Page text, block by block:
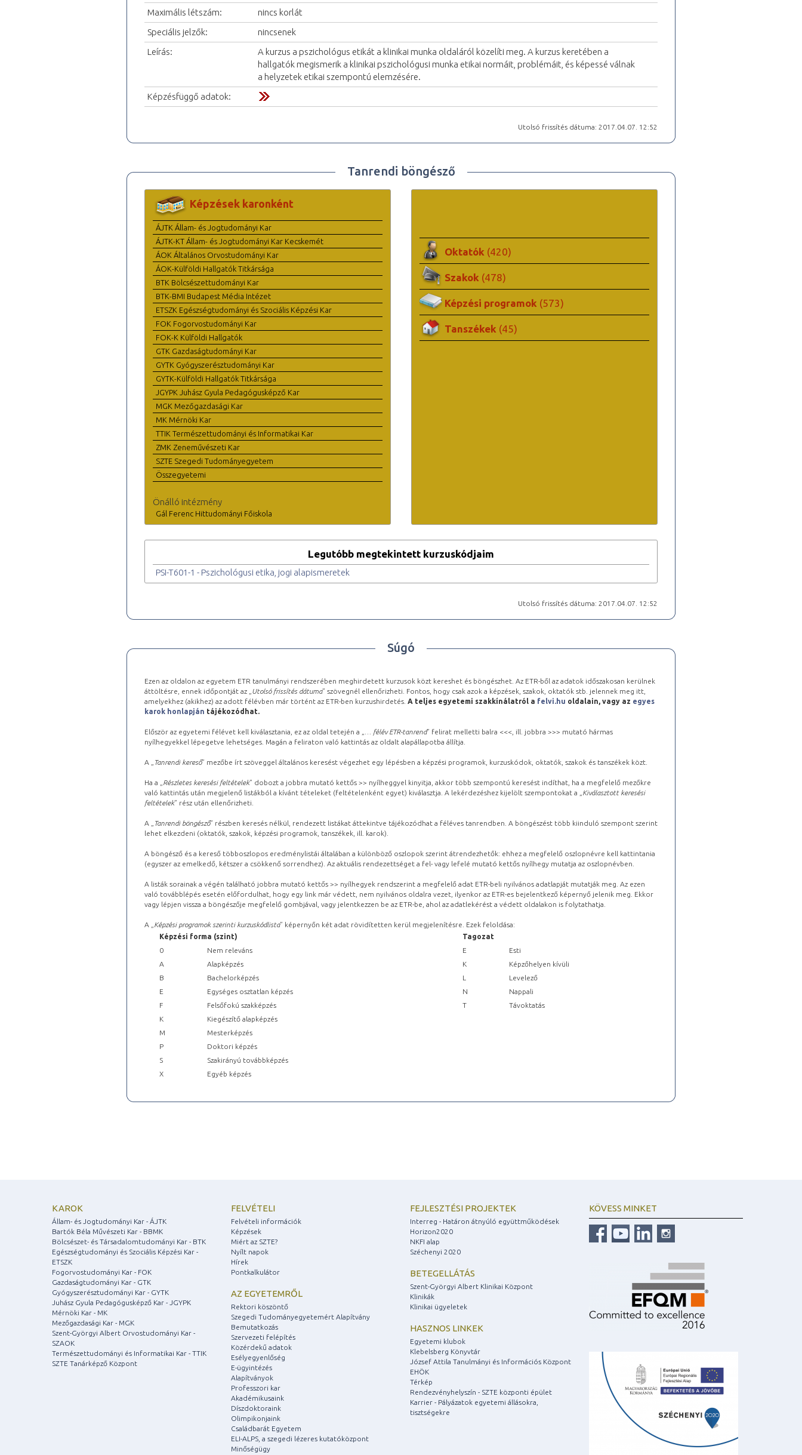
Maximális létszám:
nincs korlát
Speciális jelzők:
nincsenek
Leírás:
A kurzus a pszichológus etikát a klinikai munka oldaláról közelíti meg. A kurzus keretében a
hallgatók megismerik a klinikai pszichológusi munka etikai normáit, problémáit, és képessé válnak
a helyzetek etikai szempontú elemzésére.
Képzésfüggő adatok:
Utolsó frissítés dátuma: 2017.04.07. 12:52
Tanrendi böngésző
Képzések karonként
ÁJTK Állam- és Jogtudományi Kar
ÁJTK-KT Állam- és Jogtudományi Kar Kecskemét
ÁOK Általános Orvostudományi Kar
ÁOK-Külföldi Hallgatók Titkársága
BTK Bölcsészettudományi Kar
BTK-BMI Budapest Média Intézet
ETSZK Egészségtudományi és Szociális Képzési Kar
FOK Fogorvostudományi Kar
FOK-K Külföldi Hallgatók
GTK Gazdaságtudományi Kar
GYTK Gyógyszerésztudományi Kar
GYTK-Külföldi Hallgatók Titkársága
JGYPK Juhász Gyula Pedagógusképző Kar
MGK Mezőgazdasági Kar
MK Mérnöki Kar
TTIK Természettudományi és Informatikai Kar
ZMK Zeneművészeti Kar
SZTE Szegedi Tudományegyetem
Összegyetemi
Önálló intézmény
Gál Ferenc Hittudományi Főiskola
Oktatók (420)
Szakok (478)
Képzési programok (573)
Tanszékek (45)
Legutóbb megtekintett kurzuskódjaim
PSI-T601-1 - Pszichológusi etika, jogi alapismeretek
Utolsó frissítés dátuma: 2017.04.07. 12:52
Súgó
Ezen az oldalon az egyetem ETR tanulmányi rendszerében meghirdetett kurzusok közt kereshet és böngészhet. Az ETR-ből az adatok időszakosan kerülnek
áttöltésre, ennek időpontját az „ Utolsó frissítés dátuma” szövegnél ellenőrizheti. Fontos, hogy csak azok a képzések, szakok, oktatók stb. jelennek meg itt,
amelyekhez (akikhez) az adott félévben már történt az ETR-ben kurzushirdetés. A teljes egyetemi szakkínálatról a felvi.hu oldalain, vagy az egyes
karok honlapján tájékozódhat.
Először az egyetemi félévet kell kiválasztania, ez az oldal tetején a „ … félév ETR-tanrend” felirat melletti balra <<<, ill. jobbra >>> mutató hármas
nyílhegyekkel lépegetve lehetséges. Magán a feliraton való kattintás az oldalt alapállapotba állítja.
A „ Tanrendi kereső” mezőbe írt szöveggel általános keresést végezhet egy lépésben a képzési programok, kurzuskódok, oktatók, szakok és tanszékek közt.
Ha a „ Részletes keresési feltételek” dobozt a jobbra mutató kettős >> nyílheggyel kinyitja, akkor több szempontú keresést indíthat, ha a megfelelő mezőkre
való kattintás után megjelenő listákból a kívánt tételeket (feltételenként egyet) kiválasztja. A lekérdezéshez kijelölt szempontokat a „ Kiválasztott keresési
feltételek” rész után ellenőrizheti.
A „ Tanrendi böngésző” részben keresés nélkül, rendezett listákat áttekintve tájékozódhat a féléves tanrendben. A böngészést több kiinduló szempont szerint
lehet elkezdeni (oktatók, szakok, képzési programok, tanszékek, ill. karok).
A böngésző és a kereső többoszlopos eredménylistái általában a különböző oszlopok szerint átrendezhetők: ehhez a megfelelő oszlopnévre kell kattintania
(egyszer az emelkedő, kétszer a csökkenő sorrendhez). Az aktuális rendezettséget a fel- vagy lefelé mutató kettős nyílhegy mutatja az oszlopnévben.
A listák sorainak a végén található jobbra mutató kettős >> nyílhegyek rendszerint a megfelelő adat ETR-beli nyilvános adatlapját mutatják meg. Az ezen
való továbblépés esetén előfordulhat, hogy egy link már védett, nem nyilvános oldalra vezet, ilyenkor az ETR-es bejelentkező képernyő jelenik meg. Ekkor
vagy lépjen vissza a böngészője megfelelő gombjával, vagy jelentkezzen be az ETR-be, ahol az adatlekérést a védett oldalakon is folytathatja.
A „ Képzési programok szerinti kurzuskódlista” képernyőn két adat rövidítetten kerül megjelenítésre. Ezek feloldása:
Képzési forma (szint)
Tagozat
0
Nem releváns E
Esti
A
Alapképzés K
Képzőhelyen kívüli
B
Bachelorképzés L
Levelező
E
Egységes osztatlan képzés N
Nappali
F
Felsőfokú szakképzés T
Távoktatás
K
Kiegészítő alapképzés
M
Mesterképzés
P
Doktori képzés
S
Szakirányú továbbképzés
X
Egyéb képzés
KAROK
Állam- és Jogtudományi Kar - ÁJTK
Bartók Béla Művészeti Kar - BBMK
Bölcsészet- és Társadalomtudományi Kar - BTK
Egészségtudományi és Szociális Képzési Kar -
ETSZK
Fogorvostudományi Kar - FOK
Gazdaságtudományi Kar - GTK
Gyógyszerésztudományi Kar - GYTK
Juhász Gyula Pedagógusképző Kar - JGYPK
Mérnöki Kar - MK
Mezőgazdasági Kar - MGK
Szent-Györgyi Albert Orvostudományi Kar -
SZAOK
Természettudományi és Informatikai Kar - TTIK
SZTE Tanárképző Központ
FELVÉTELI
Felvételi információk
Képzések
Miért az SZTE?
Nyílt napok
Hírek
Pontkalkulátor
AZ EGYETEMRŐL
Rektori köszöntő
Szegedi Tudományegyetemért Alapítvány
Bemutatkozás
Szervezeti felépítés
Közérdekű adatok
Esélyegyenlőség
E-ügyintézés
Alapítványok
Professzori kar
Akadémikusaink
Díszdoktoraink
Olimpikonjaink
Családbarát Egyetem
ELI-ALPS, a szegedi lézeres kutatóközpont
Minőségügy
FEJLESZTÉSI PROJEKTEK
Interreg - Határon átnyúló együttműködések
Horizon2020
NKFI alap
Széchenyi 2020
BETEGELLÁTÁS
Szent-Györgyi Albert Klinikai Központ
Klinikák
Klinikai ügyeletek
HASZNOS LINKEK
Egyetemi klubok
Klebelsberg Könyvtár
József Attila Tanulmányi és Információs Központ
EHÖK
Térkép
Rendezvényhelyszín - SZTE központi épület
Karrier - Pályázatok egyetemi állásokra,
tisztségekre
KÖVESS MINKET